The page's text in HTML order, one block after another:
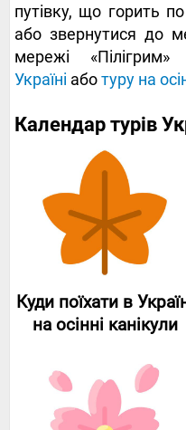
путівку, що горить по
або звернутися до
мережі
Україні аботуру на
Календар турів
Куди поїхати в
на осінні канікули